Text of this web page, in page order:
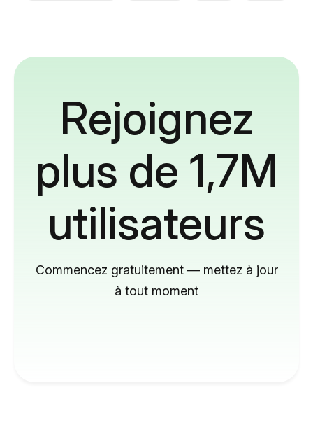
Rejoignez
plus de 1,7M
utilisateurs
Commencez gratuitement — mettez à jour
à tout moment